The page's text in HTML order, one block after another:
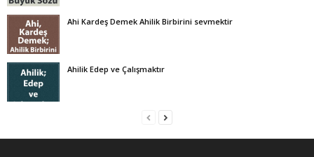
Ahi Kardeş Demek Ahilik Birbirini sevmektir
Ahilik Edep ve Çalışmaktır